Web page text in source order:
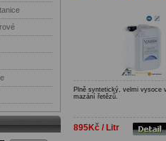
Plně syntetický, velmi vysoce
mazání řetězů.
895Kč / Litr